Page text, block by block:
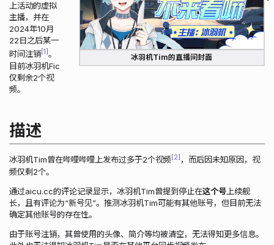
冰羽机Tim的直播间封面
上活动的虚拟
主播，并在
2024年10月
22日之后某一
时间注销 1 。
目前冰羽机Fic
仅剩余2个视
频。
描述
冰羽机Tim曾在哔哩哔哩上发布过多于2个视频 2 ，而后因未知原因，视
频仅剩2个。
通过aicu.cc的评论记录显示，冰羽机Tim曾提到停止在这个号 上续舰
长，且有评论为“新号见”。推测冰羽机Tim可能有其他账号，但目前无法
确定其他账号的存在性。
由于账号注销，其曾使用的头像、简介等均被清空，无法得知更多信息。